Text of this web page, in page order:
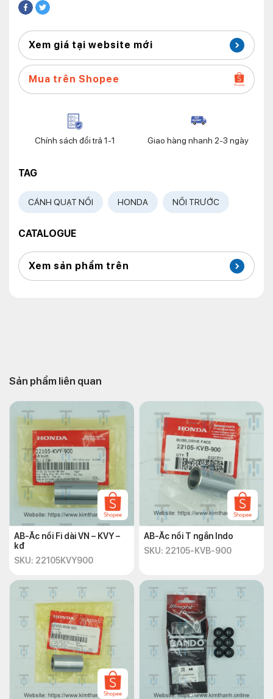
Xem giá tại website mới
Mua trên Shopee
Chính sách đổi trả 1-1 Giao hàng nhanh 2-3 ngày
TAG
CÁNH QUẠT NỒI HONDA NỒI TRƯỚC
CATALOGUE
Xem sản phẩm trên
Sản phẩm liên quan
AB-Ắc nồi Fi dài VN – KVY –
kđ
SKU: 22105KVY900
AB-Ắc nồi T ngắn Indo
SKU: 22105-KVB-900